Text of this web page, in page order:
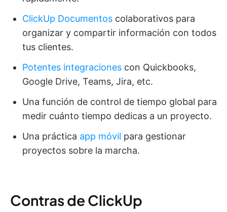
ClickUp Documentos colaborativos para
organizar y compartir información con todos
tus clientes.
Potentes integraciones con Quickbooks,
Google Drive, Teams, Jira, etc.
Una función de control de tiempo global para
medir cuánto tiempo dedicas a un proyecto.
Una práctica app móvil para gestionar
proyectos sobre la marcha.
Contras de ClickUp